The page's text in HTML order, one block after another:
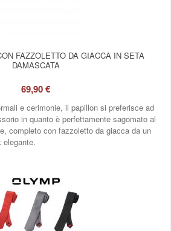
FAZZOLETTO DA GIACCA IN SETA
DAMASCATA
69,90 €
e cerimonie, il papillon si preferisce ad
in quanto è perfettamente sagomato al
completo con fazzoletto da giacca da un